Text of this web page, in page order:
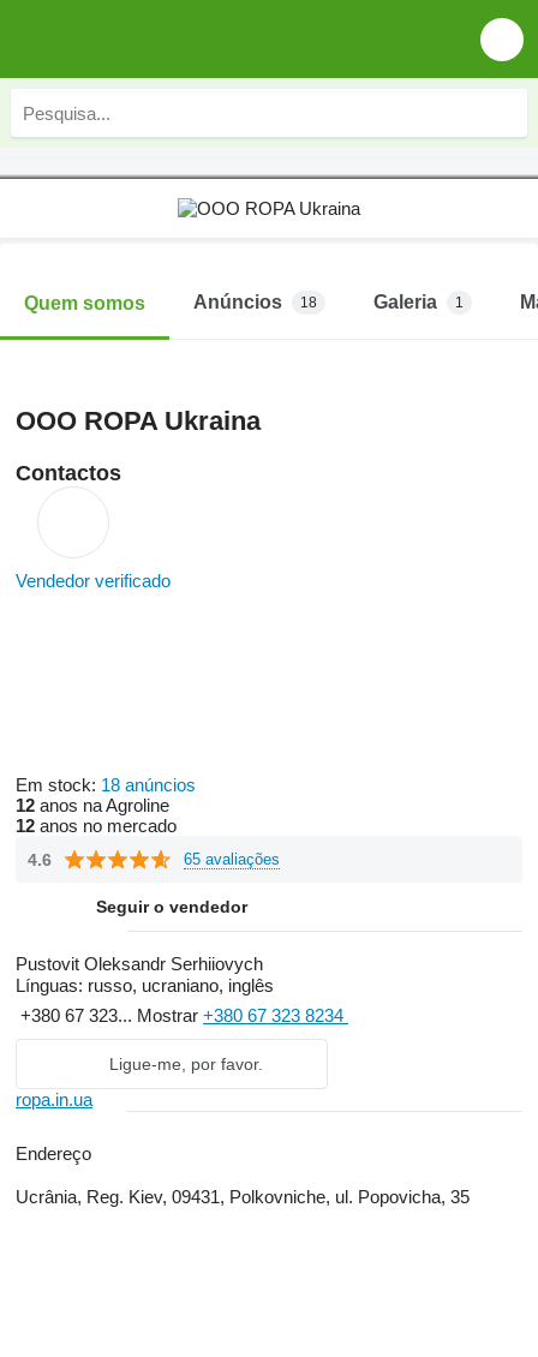
Quem somos Anúncios 18 Galeria 1
OOO ROPA Ukraina
Contactos
Vendedor verificado
Em stock: 18 anúncios
12 anos na Agroline
12 anos no mercado
4.6 65 avaliações
Seguir o vendedor
Pustovit Oleksandr Serhiiovych
Línguas: russo, ucraniano, inglês
+380 67 323... Mostrar +380 67 323 8234
Ligue-me, por favor.
ropa.in.ua
Endereço
Ucrânia, Reg. Kiev, 09431, Polkovniche, ul. Popovicha, 35